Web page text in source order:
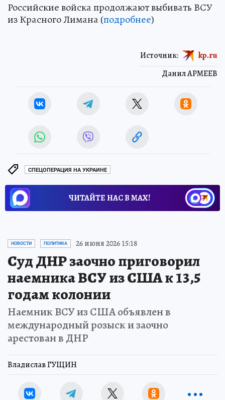
Российские войска продолжают выбивать ВСУ
из Красного Лимана (подробнее)
Данил АРМЕЕВ
Источник: kp.ru
СПЕЦОПЕРАЦИЯ НА УКРАИНЕ
ЧИТАЙТЕ НАС В МАХ!
НОВОСТИ ПОЛИТИКА 26 июня 2026 15:18
Суд ДНР заочно приговорил
наемника ВСУ из США к 13,5
годам колонии
Наемник ВСУ из США объявлен в
международный розыск и заочно
арестован в ДНР
Владислав ГУЩИН